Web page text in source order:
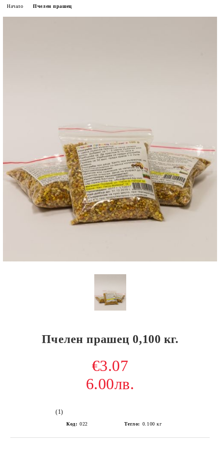
Начало Пчелен прашец
Пчелен прашец 0,100 кг.
€3.07
6.00лв.
(1)
Код: 022 Тегло: 0.100 кг